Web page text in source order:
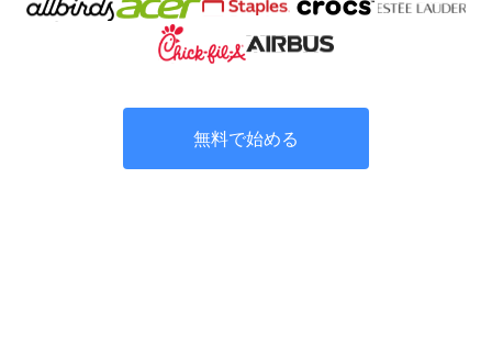
無料で始める